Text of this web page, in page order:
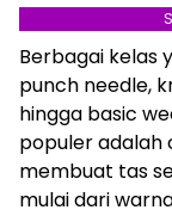
Hadir di
Berbagai kelas
punch needle,
hingga basic
populer adalah
membuat tas
mulai dari